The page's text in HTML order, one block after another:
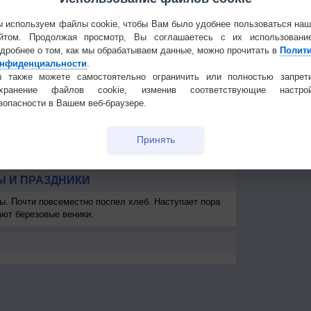
>10 км
500
5-9
11
>10 км
700
5-9
>10 км
> 1 км
5-9
8
>10 км
> 1 км
3-6
7
>10 км
> 1 км
3-6
<7
>10 км
> 1 км
3-6
>10 км
> 1 км
>10 км
> 1 км
>
И ПРАЗДНИКИ
Почти повсеместно поспел хлеб. Наступает пора
березовые веники.
Гостевая
используем файлы cookie, чтобы Вам было удобнее пользоваться
Продолжая просмотр, Вы соглашаетесь с их
о том, как мы обрабатываем данные, можно прочитать в
также можете самостоятельно ограничить или полностью
файлов cookie, изменив соответствующие
в Вашем веб-браузере.
Принять